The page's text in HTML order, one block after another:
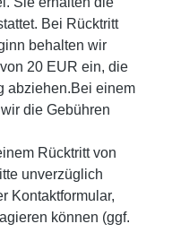
Bei Rücktritt
behalten wir
20 EUR ein, die
abziehen.Bei einem
die Gebühren
Rücktritt von
unverzüglich
Kontaktformular,
können (ggf.